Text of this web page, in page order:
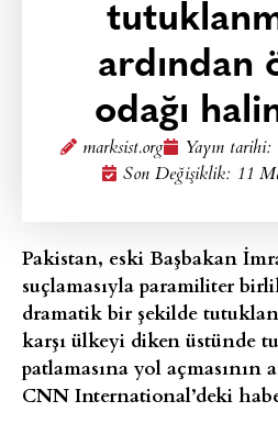
ardından
odağı
marksist.org Yayın tarihi:
Son Değişiklik: 11
Pakistan, eski Başbakan
suçlamasıyla paramiliter
dramatik bir şekilde
karşı ülkeyi diken üstünde
patlamasına yol açmasının
CNN International’deki